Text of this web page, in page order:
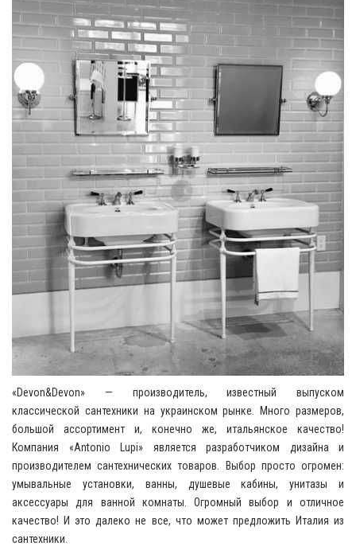
«Devon&Devon» — производитель, известный выпуском
классической сантехники на украинском рынке. Много размеров,
большой ассортимент и, конечно же, итальянское качество!
Компания «Antonio Lupi» является разработчиком дизайна и
производителем сантехнических товаров. Выбор просто огромен:
умывальные установки, ванны, душевые кабины, унитазы и
аксессуары для ванной комнаты. Огромный выбор и отличное
качество! И это далеко не все, что может предложить Италия из
сантехники.